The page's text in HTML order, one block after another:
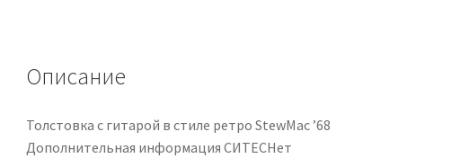
Описание
Толстовка с гитарой в стиле ретро StewMac ’68
Дополнительная информация СИТЕСНет